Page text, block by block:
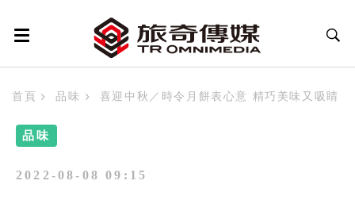
首頁 品味 喜迎中秋／時令月餅表心意 精巧美味又吸睛
品味
2022-08-08 09:15